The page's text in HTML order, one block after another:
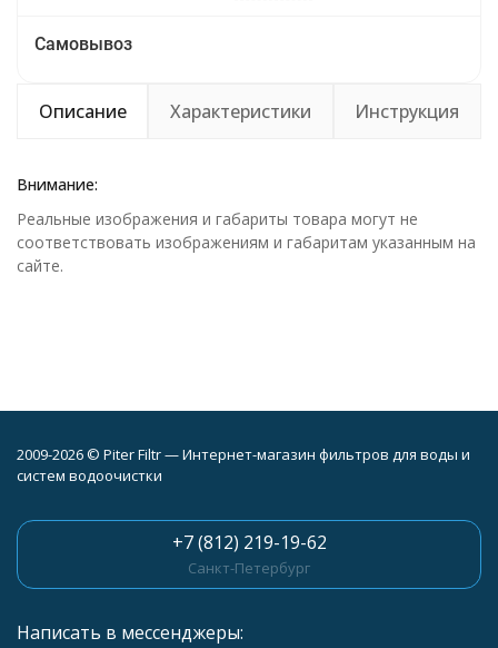
Самовывоз
Описание Характеристики Инструкция
Внимание:
Реальные изображения и габариты товара могут не
соответствовать изображениям и габаритам указанным на
сайте.
2009-2026 © Piter Filtr — Интернет-магазин фильтров для воды и
систем водоочистки
+7 (812) 219-19-62
Санкт-Петербург
Написать в мессенджеры: